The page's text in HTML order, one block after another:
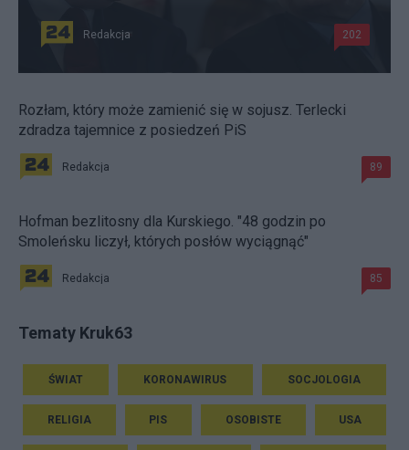
Redakcja 202
Rozłam, który może zamienić się w sojusz. Terlecki
zdradza tajemnice z posiedzeń PiS
Redakcja 89
Hofman bezlitosny dla Kurskiego. "48 godzin po
Smoleńsku liczył, których posłów wyciągnąć"
Redakcja 85
Tematy Kruk63
ŚWIAT KORONAWIRUS SOCJOLOGIA
RELIGIA PIS OSOBISTE USA